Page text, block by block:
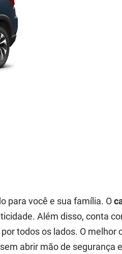
para você e sua família. O
Além disso, conta
todos os lados. O melhor
abrir mão de segurança